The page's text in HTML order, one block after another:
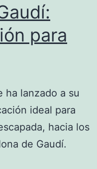
para
ha lanzado a su
ideal para
hacia los
de Gaudí.